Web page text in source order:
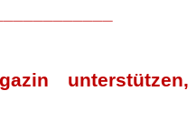
unterstützen,